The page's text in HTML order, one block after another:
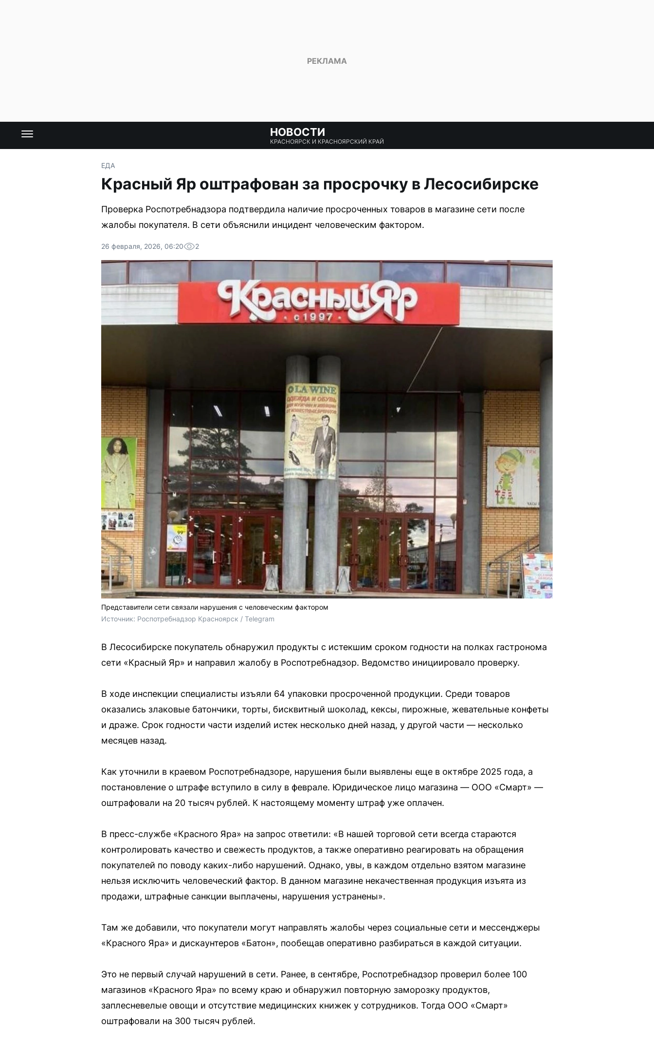
НОВОСТИ
КРАСНОЯРСК И КРАСНОЯРСКИЙ КРАЙ
ЕДА
Красный Яр оштрафован за просрочку в Лесосибирске
Проверка Роспотребнадзора подтвердила наличие просроченных товаров в магазине сети после
жалобы покупателя. В сети объяснили инцидент человеческим фактором.
26 февраля, 2026, 06:20 2
Представители сети связали нарушения с человеческим фактором
Источник: Роспотребнадзор Красноярск / Telegram
В Лесосибирске покупатель обнаружил продукты с истекшим сроком годности на полках гастронома
сети «Красный Яр» и направил жалобу в Роспотребнадзор. Ведомство инициировало проверку.
В ходе инспекции специалисты изъяли 64 упаковки просроченной продукции. Среди товаров
оказались злаковые батончики, торты, бисквитный шоколад, кексы, пирожные, жевательные конфеты
и драже. Срок годности части изделий истек несколько дней назад, у другой части — несколько
месяцев назад.
Как уточнили в краевом Роспотребнадзоре, нарушения были выявлены еще в октябре 2025 года, а
постановление о штрафе вступило в силу в феврале. Юридическое лицо магазина — ООО «Смарт» —
оштрафовали на 20 тысяч рублей. К настоящему моменту штраф уже оплачен.
В пресс-службе «Красного Яра» на запрос ответили: «В нашей торговой сети всегда стараются
контролировать качество и свежесть продуктов, а также оперативно реагировать на обращения
покупателей по поводу каких-либо нарушений. Однако, увы, в каждом отдельно взятом магазине
нельзя исключить человеческий фактор. В данном магазине некачественная продукция изъята из
продажи, штрафные санкции выплачены, нарушения устранены».
Там же добавили, что покупатели могут направлять жалобы через социальные сети и мессенджеры
«Красного Яра» и дискаунтеров «Батон», пообещав оперативно разбираться в каждой ситуации.
Это не первый случай нарушений в сети. Ранее, в сентябре, Роспотребнадзор проверил более 100
магазинов «Красного Яра» по всему краю и обнаружил повторную заморозку продуктов,
заплесневелые овощи и отсутствие медицинских книжек у сотрудников. Тогда ООО «Смарт»
оштрафовали на 300 тысяч рублей.